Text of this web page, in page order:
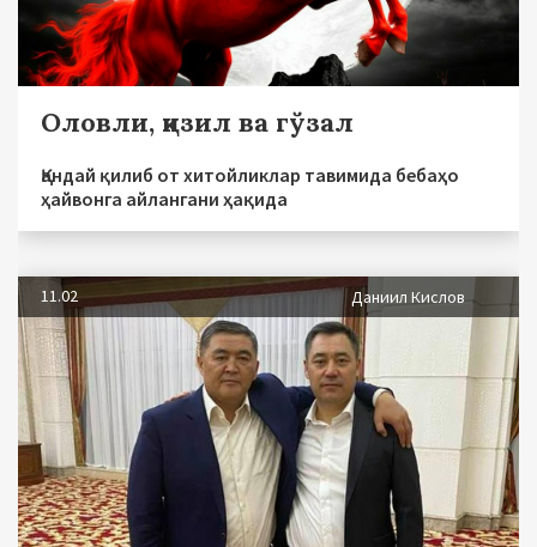
Оловли, қизил ва гўзал
Қандай қилиб от хитойликлар тавимида бебаҳо
ҳайвонга айлангани ҳақида
11.02 Даниил Кислов